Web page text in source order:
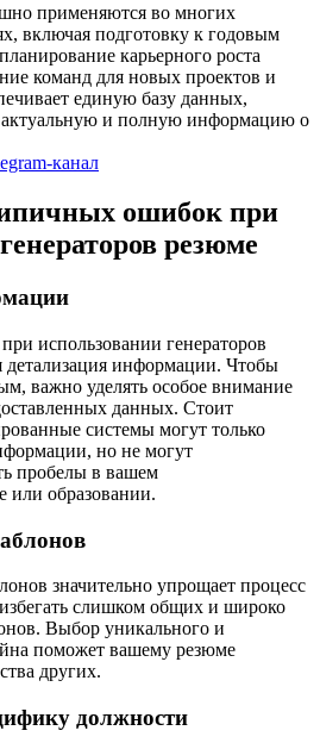
применяются во многих
включая подготовку к годовым
карьерного роста
команд для новых проектов и
единую базу данных,
актуальную и полную информацию о
канал
ошибок при
резюме
использовании генераторов
информации. Чтобы
важно уделять особое внимание
данных. Стоит
системы могут только
но не могут
пробелы в вашем
или образовании.
значительно упрощает процесс
слишком общих и широко
Выбор уникального и
поможет вашему резюме
других.
должности